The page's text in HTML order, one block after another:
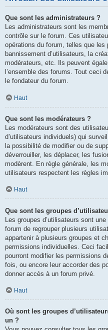
Que sont les administrateurs ?
Les administrateurs sont les
contrôle sur le forum. Ces
opérations du forum, telles que
bannissement d’utilisateurs, la
modérateurs, etc. Ils peuvent
l’ensemble des forums. Tout ceci
le fondateur du forum.
Haut
Que sont les modérateurs ?
Les modérateurs sont des
d’utilisateurs individuels) qui
la possibilité de modifier ou de
déverrouiller, les déplacer, les
modèrent. En règle générale, les
utilisateurs respectent les règles
Haut
Que sont les groupes
Les groupes d’utilisateurs sont
forum de regrouper plusieurs
appartenir à plusieurs groupes et
permissions individuelles. Ceci
pourront modifier les permissions
fois, ou encore leur accorder des
donner accès à un forum privé.
Haut
Où sont les groupes
un ?